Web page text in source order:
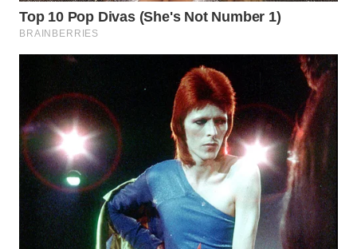
WN
KUNINGAN
WN
MAJALENGKA
WN
SUBANG